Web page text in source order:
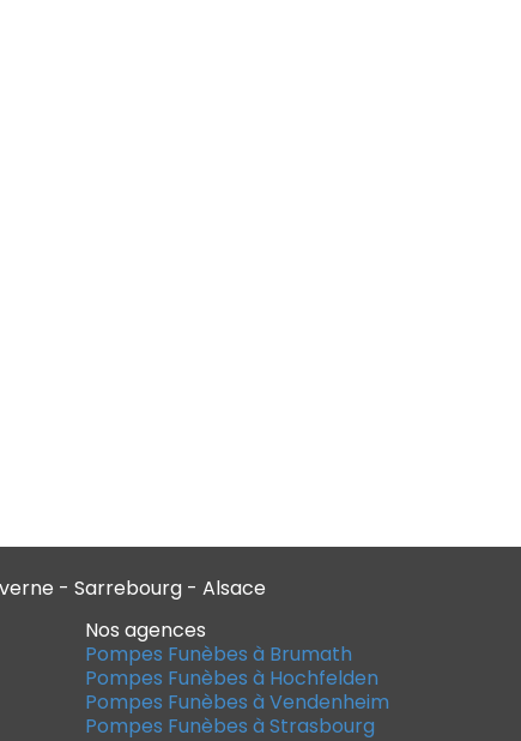
- Sarrebourg - Alsace
Nos agences
Pompes Funèbes à Brumath
Pompes Funèbes à Hochfelden
Pompes Funèbes à Vendenheim
Pompes Funèbes à Strasbourg